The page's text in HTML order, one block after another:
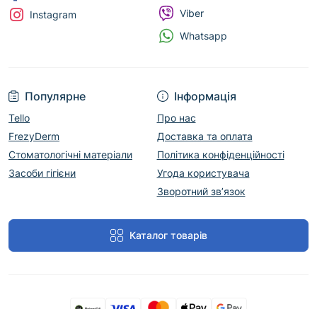
Популярне
Tello
FrezyDerm
Стоматологічні матеріали
Засоби гігієни
Інформація
Про нас
Доставка та оплата
Політика конфіденційності
Угода користувача
Зворотний зв’язок
Каталог товарів
Instagram
Viber
Whatsapp